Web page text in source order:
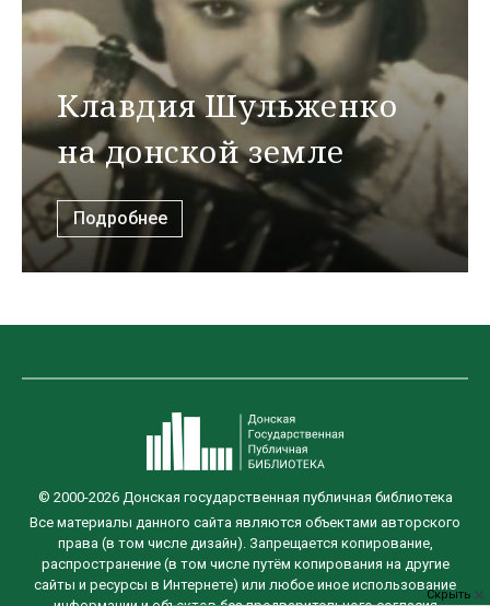
Клавдия Шульженко
на донской земле
Подробнее
Скрыть
© 2000-2026 Донская государственная публичная библиотека
Все материалы данного сайта являются объектами авторского
права (в том числе дизайн). Запрещается копирование,
распространение (в том числе путём копирования на другие
сайты и ресурсы в Интернете) или любое иное использование